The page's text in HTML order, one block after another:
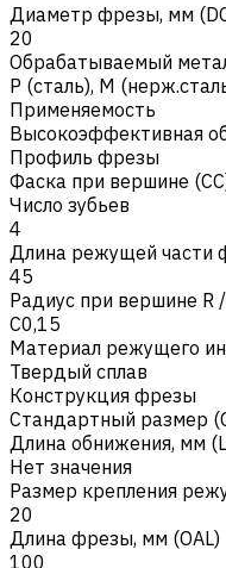
Диаметр фрезы, мм
20
Обрабатываемый
Р (сталь), M
Применяемость
Высокоэффективная
Профиль фрезы
Фаска при вершине
Число зубьев
4
Длина режущей части
45
Радиус при вершине R
C0,15
Материал режущего
Твердый сплав
Конструкция фрезы
Стандартный размер
Длина обнижения, мм
Нет значения
Размер крепления
20
Длина фрезы, мм (OAL)
100